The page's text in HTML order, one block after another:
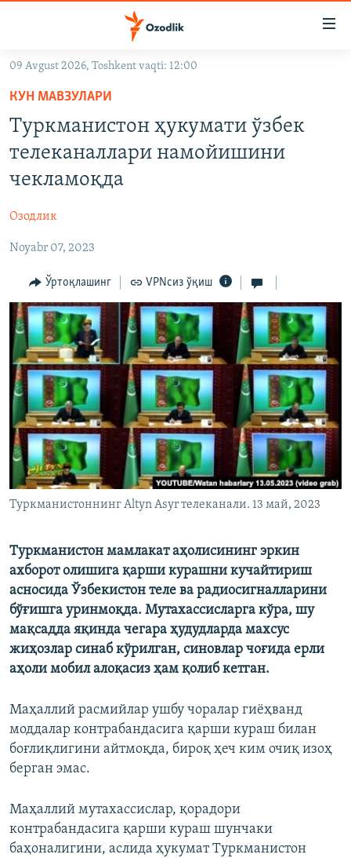
Асосий
навигацияга
ўтинг
Қидиришга
ўтинг
OZODARXIV
На русском
ИЖТИМОИЙ ТАРМОҚЛАР
Озодлик бошқа тилларда
09 Avgust 2026, Toshkent vaqti: 12:00
КУН МАВЗУЛАРИ
Туркманистон ҳукумати ўзбек
телеканаллари намойишини
чекламоқда
Озодлик
Noyabr 07, 2023
Ўртоқлашинг VPNсиз ўқиш
Туркманистоннинг Altyn Asyr телеканали. 13 май, 2023
Туркманистон мамлакат аҳолисининг эркин
ахборот олишига қарши курашни кучайтириш
асносида Ўзбекистон теле ва радиосигналларини
бўғишга уринмоқда. Мутахассисларга кўра, шу
мақсадда яқинда чегара ҳудудларда махсус
жиҳозлар синаб кўрилган, синовлар чоғида ерли
аҳоли мобил алоқасиз ҳам қолиб кетган.
Маҳаллий расмийлар ушбу чоралар гиёҳванд
моддалар контрабандасига қарши кураш билан
боғлиқлигини айтмоқда, бироқ ҳеч ким очиқ изоҳ
берган эмас.
Маҳаллий мутахассислар, қорадори
контрабандасига қарши кураш шунчаки
баҳоналигини, аслида ҳукумат Туркманистон